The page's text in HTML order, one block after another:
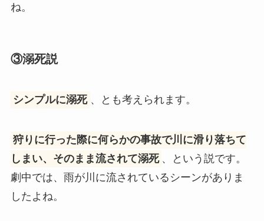
ね。
③溺死説
シンプルに溺死 、とも考えられます。
狩りに行った際に何らかの事故で川に滑り落ちて
しまい、そのまま流されて溺死 、という説です。
劇中では、雨が川に流されているシーンがありま
したよね。